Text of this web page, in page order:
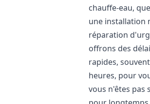
chauffe-eau,
une installation
réparation
offrons des
rapides,
heures, pour
vous n'êtes pas